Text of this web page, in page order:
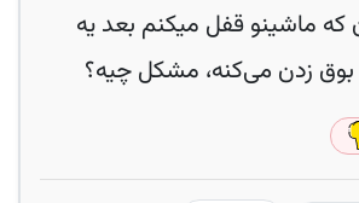
که ماشینو قفل میکنم بعد یه
زدن می‌کنه، مشکل چیه؟